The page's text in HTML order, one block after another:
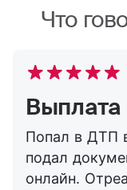
Что
Попал в ДТП
подал
онлайн.